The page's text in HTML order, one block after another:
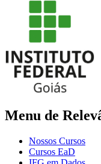
Menu de
Nossos Cursos
Cursos EaD